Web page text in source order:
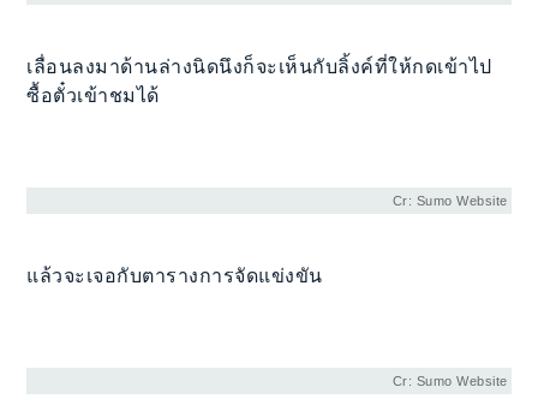
เลื่อนลงมาด้านล่างนิดนึงก็จะเห็นกับลิ้งค์ที่ให้กดเข้าไป
ซื้อตั๋วเข้าชมได้
Cr: Sumo Website
แล้วจะเจอกับตารางการจัดแข่งขัน
Cr: Sumo Website